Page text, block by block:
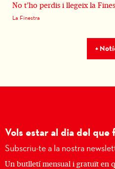
No t’ho perdis i llegeix la
La Finestra
+
Vols estar al dia del que
Subscriu-te a la nostra
Un butlletí mensual i gratuït en